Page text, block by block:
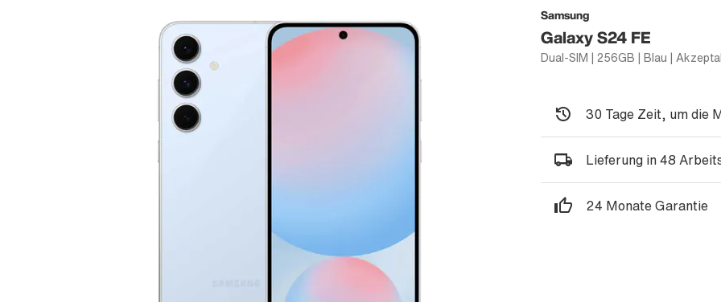
Samsung
Galaxy S24 FE
30 Tage Zeit, um die
Lieferung in 48
24 Monate Garantie